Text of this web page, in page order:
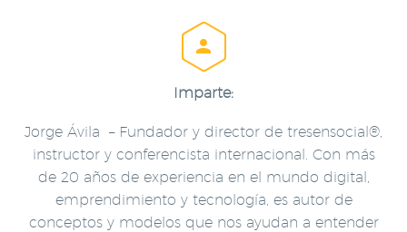


Imparte:
Jorge Ávila – Fundador y director de tresensocial®,
instructor y conferencista internacional. Con más
de 20 años de experiencia en el mundo digital,
emprendimiento y tecnología, es autor de
conceptos y modelos que nos ayudan a entender